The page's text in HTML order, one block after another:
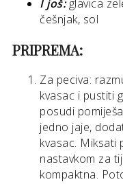
I još:glavica
češnjak, sol
PRIPREMA:
Za peciva:
kvasac i pustiti
posudi
jedno jaje,
kvasac. Miksati
nastavkom za
kompaktna.